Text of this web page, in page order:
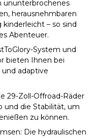
ununterbrochenes
herausnehmbaren
– so sind
Abenteuer.
System und
bieten Ihnen bei
adaptive
29-Zoll-Offroad-Räder
und die Stabilität, um
zu können.
Die hydraulischen